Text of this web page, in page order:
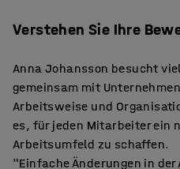
Verstehen Sie Ihre
Anna Johansson besucht
gemeinsam mit
Arbeitsweise und
es, für jeden Mitarbeiter ein
Arbeitsumfeld zu schaffen.
"Einfache Änderungen in